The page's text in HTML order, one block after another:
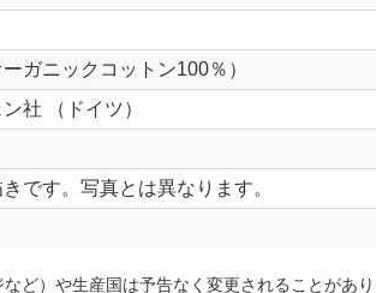
ガニックコットン100％）
社 （ドイツ）
です。写真とは異なります。
ど）や生産国は予告なく変更されることがあ